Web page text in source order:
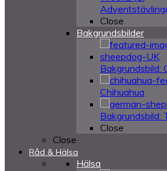
Close
Bakgrundsbilder
Bakgrundsbild:
Chihuahua
Bakgrundsbild:
Close
Close
Råd & Hälsa
Hälsa